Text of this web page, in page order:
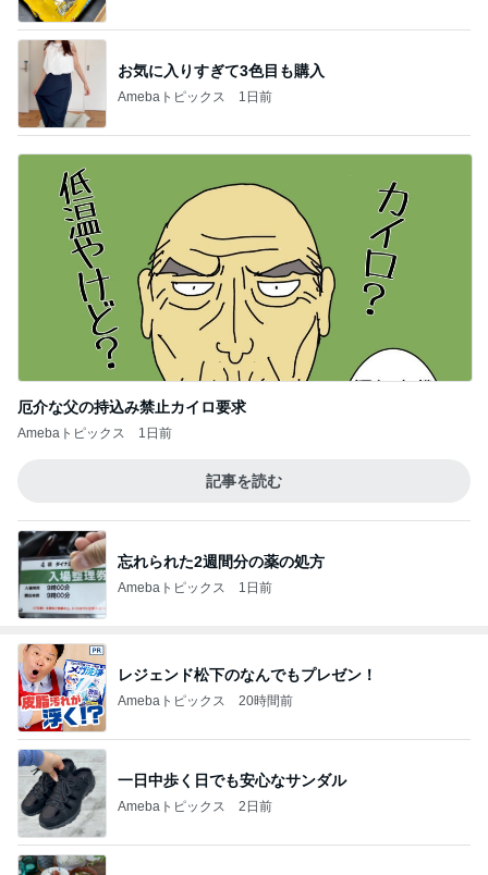
お気に入りすぎて3色目も購入
Amebaトピックス 1日前
厄介な父の持込み禁止カイロ要求
Amebaトピックス 1日前
記事を読む
忘れられた2週間分の薬の処方
Amebaトピックス 1日前
レジェンド松下のなんでもプレゼン！
Amebaトピックス 20時間前
一日中歩く日でも安心なサンダル
Amebaトピックス 2日前